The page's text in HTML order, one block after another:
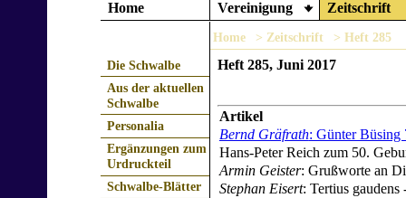
Home Vereinigung Zeitschrift
Die Schwalbe
Aus der aktuellen
Schwalbe
Personalia
Ergänzungen zum
Urdruckteil
Schwalbe-Blätter
Home > Zeitschrift > Heft 285
Heft 285, Juni 2017
Artikel
Bernd Gräfrath: Günter Büsing
Hans-Peter Reich zum 50.
Armin Geister: Grußworte an
Stephan Eisert: Tertius